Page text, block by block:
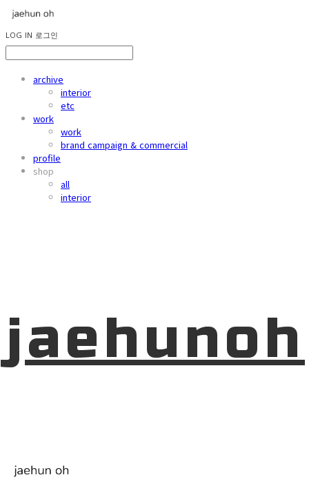
LOG IN 로그인
archive
interior
etc
work
work
brand campaign & commercial
profile
shop
all
interior
jaehunoh